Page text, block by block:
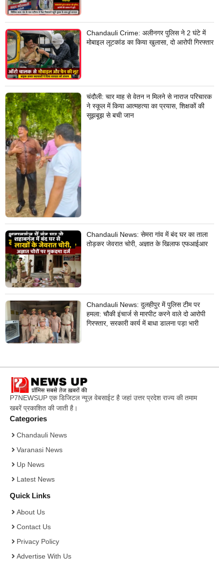
Chandauli Crime: अलीनगर पुलिस ने 2 घंटे में
मोबाइल लूटकांड का किया खुलासा, दो आरोपी गिरफ्तार
चंदौली: चार माह से वेतन न मिलने से नाराज परिचारक
ने स्कूल में किया आत्महत्या का प्रयास, शिक्षकों की
सूझबूझ से बची जान
Chandauli News: सेमरा गांव में बंद घर का ताला
तोड़कर जेवरात चोरी, अज्ञात के खिलाफ एफआईआर
Chandauli News: दुलहीपुर में पुलिस टीम पर
हमला: चौकी इंचार्ज से मारपीट करने वाले दो आरोपी
गिरफ्तार, सरकारी कार्य में बाधा डालना पड़ा भारी
P7NEWSUP एक डिजिटल न्यूज़ वेबसाईट है जहां उत्तर प्रदेश राज्य की तमाम
खबरें प्रकाशित की जाती है।
Categories
Chandauli News
Varanasi News
Up News
Latest News
Quick Links
About Us
Contact Us
Privacy Policy
Advertise With Us